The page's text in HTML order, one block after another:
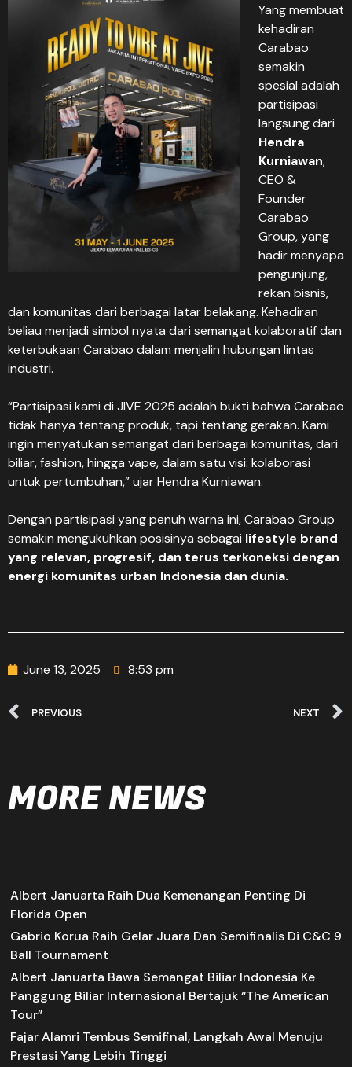
Yang membuat
kehadiran
Carabao
semakin
spesial adalah
partisipasi
langsung dari
Hendra
Kurniawan,
CEO &
Founder
Carabao
Group, yang
hadir menyapa
pengunjung,
rekan bisnis,
dan komunitas dari berbagai latar belakang. Kehadiran
beliau menjadi simbol nyata dari semangat kolaboratif dan
keterbukaan Carabao dalam menjalin hubungan lintas
industri.
“Partisipasi kami di JIVE 2025 adalah bukti bahwa Carabao
tidak hanya tentang produk, tapi tentang gerakan. Kami
ingin menyatukan semangat dari berbagai komunitas, dari
biliar, fashion, hingga vape, dalam satu visi: kolaborasi
untuk pertumbuhan,” ujar Hendra Kurniawan.
Dengan partisipasi yang penuh warna ini, Carabao Group
semakin mengukuhkan posisinya sebagai lifestyle brand
yang relevan, progresif, dan terus terkoneksi dengan
energi komunitas urban Indonesia dan dunia.
June 13, 2025 8:53 pm
PREVIOUS NEXT
MORE NEWS
Albert Januarta Raih Dua Kemenangan Penting Di
Florida Open
Gabrio Korua Raih Gelar Juara Dan Semifinalis Di C&C 9
Ball Tournament
Albert Januarta Bawa Semangat Biliar Indonesia Ke
Panggung Biliar Internasional Bertajuk “The American
Tour”
Fajar Alamri Tembus Semifinal, Langkah Awal Menuju
Prestasi Yang Lebih Tinggi